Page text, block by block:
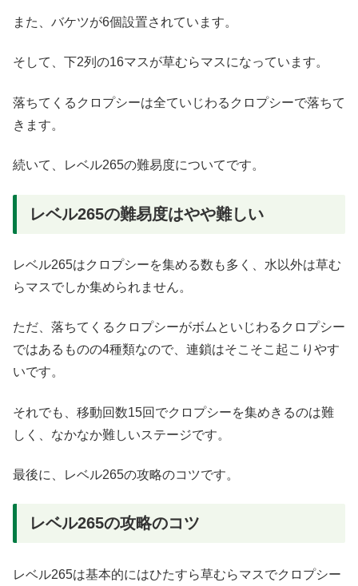
また、バケツが6個設置されています。
そして、下2列の16マスが草むらマスになっています。
落ちてくるクロプシーは全ていじわるクロプシーで落ちて
きます。
続いて、レベル265の難易度についてです。
レベル265の難易度はやや難しい
レベル265はクロプシーを集める数も多く、水以外は草む
らマスでしか集められません。
ただ、落ちてくるクロプシーがボムといじわるクロプシー
ではあるものの4種類なので、連鎖はそこそこ起こりやす
いです。
それでも、移動回数15回でクロプシーを集めきるのは難
しく、なかなか難しいステージです。
最後に、レベル265の攻略のコツです。
レベル265の攻略のコツ
レベル265は基本的にはひたすら草むらマスでクロプシー